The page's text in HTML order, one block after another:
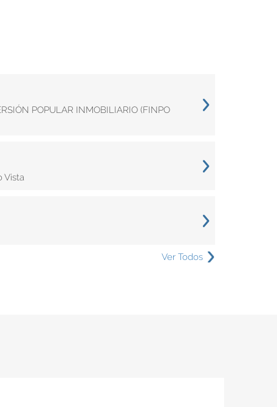
POPULAR INMOBILIARIO (FINPO
Vista
Ver Todos